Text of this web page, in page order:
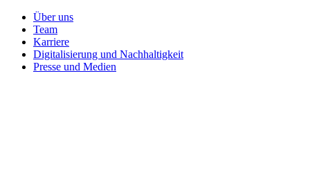
Über uns
Team
Karriere
Digitalisierung und Nachhaltigkeit
Presse und Medien